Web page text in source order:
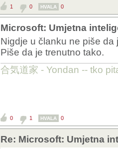
1 0 HVALA 0
Microsoft: Umjetna
Nigdje u članku ne piše
Piše da je trenutno tako.
合気道家 - Yondan -- tko
0 1 HVALA 0
Re: Microsoft: Umjetna